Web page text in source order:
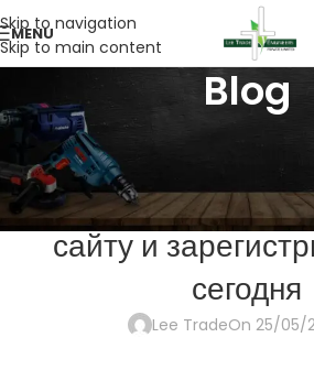
Skip to navigation
Skip to main content
MENU
Blog
Погружение в
получите доступ к
сайту и
сегодня
Lee TradeOn 25/05/